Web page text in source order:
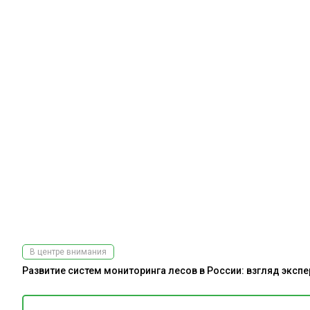
В центре внимания
Развитие систем мониторинга лесов в России: взгляд